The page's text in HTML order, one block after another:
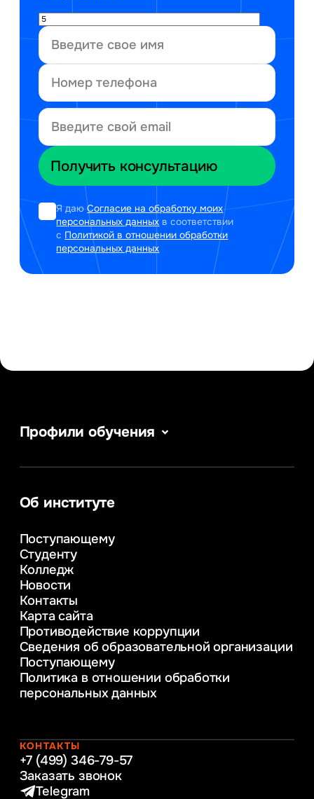
Я даюСогласие на обработку моих
персональных данных в соответствии
с Политикой в отношении обработки
персональных данных
Профили обучения
Сервис в сфере туризма и гостеприимства
аналитика
Управление в сфере коммерческой
Психолого-педагогическое
консультирование и медиация
в образовании
Веб-дизайн
Управление инновационным развитием
предприятия
Уголовное право
Информационные технологии в бизнесе
Информационное и программное
обеспечение бизнес процессов
Управление человеческими ресурсами
Интернет-маркетинг
Об институте
Поступающему
Студенту
Колледж
Новости
Контакты
Карта сайта
Противодействие коррупции
Сведения об образовательной организации
Поступающему
Политика в отношении обработки
персональных данных
КОНТАКТЫ
+7 (499) 346-79-57
Заказать звонок
Telegram